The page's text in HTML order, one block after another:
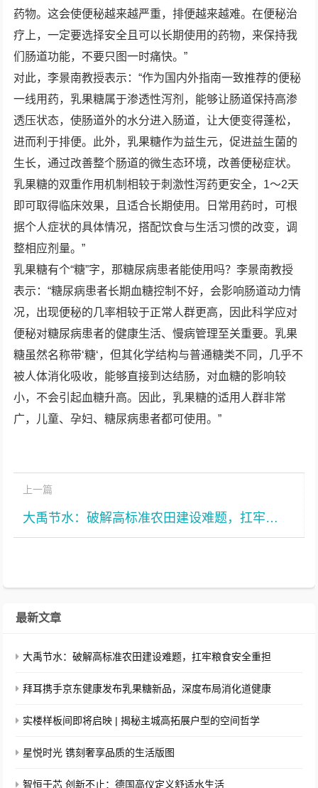
药物。这会使便秘越来越严重，排便越来越难。在便秘治
疗上，一定要选择安全且可以长期使用的药物，来保持我
们肠道功能，不要只图一时痛快。”
对此，李景南教授表示：“作为国内外指南一致推荐的便秘
一线用药，乳果糖属于渗透性泻剂，能够让肠道保持高渗
透压状态，使肠道外的水分进入肠道，让大便变得蓬松，
进而利于排便。此外，乳果糖作为益生元，促进益生菌的
生长，通过改善整个肠道的微生态环境，改善便秘症状。
乳果糖的双重作用机制相较于刺激性泻药更安全，1～2天
即可取得临床效果，且适合长期使用。日常用药时，可根
据个人症状的具体情况，搭配饮食与生活习惯的改变，调
整相应剂量。”
乳果糖有个“糖”字，那糖尿病患者能使用吗？李景南教授
表示：“糖尿病患者长期血糖控制不好，会影响肠道动力情
况，出现便秘的几率相较于正常人群更高，因此科学应对
便秘对糖尿病患者的健康生活、慢病管理至关重要。乳果
糖虽然名称带‘糖‘，但其化学结构与普通糖类不同，几乎不
被人体消化吸收，能够直接到达结肠，对血糖的影响较
小，不会引起血糖升高。因此，乳果糖的适用人群非常
广，儿童、孕妇、糖尿病患者都可使用。”
上一篇
大禹节水：破解高标准农田建设难题，扛牢粮食安全重担
最新文章
大禹节水：破解高标准农田建设难题，扛牢粮食安全重担
拜耳携手京东健康发布乳果糖新品，深度布局消化道健康
实楼样板间即将启映 | 揭秘主城高拓展户型的空间哲学
星悦时光 镌刻奢享品质的生活版图
智恒于芯 创新不止：德国高仪定义舒适水生活